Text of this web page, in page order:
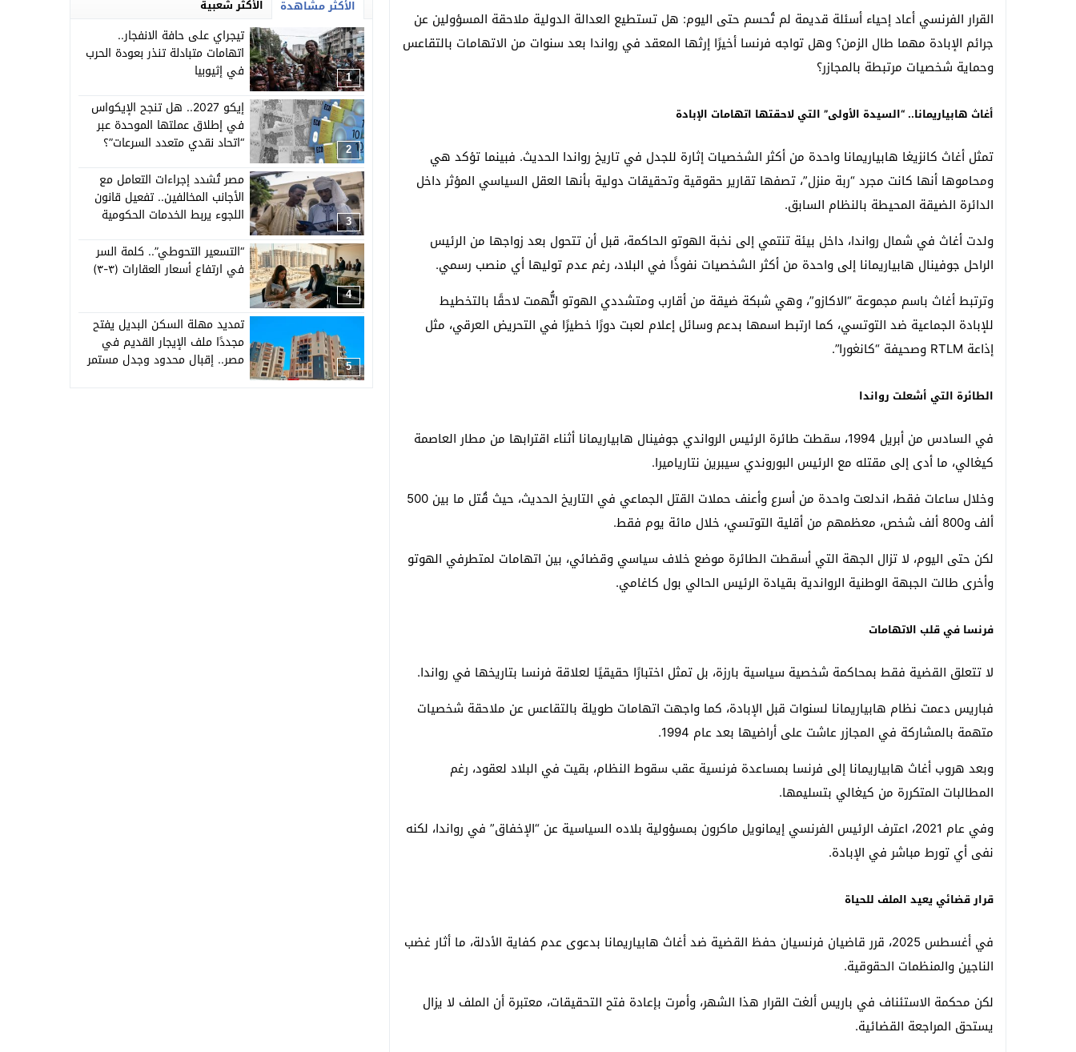
القرار الفرنسي أعاد إحياء أسئلة قديمة لم تُحسم حتى اليوم: هل تستطيع العدالة الدولية ملاحقة المسؤولين عن
جرائم الإبادة مهما طال الزمن؟ وهل تواجه فرنسا أخيرًا إرثها المعقد في رواندا بعد سنوات من الاتهامات بالتقاعس
وحماية شخصيات مرتبطة بالمجازر؟
أغاث هابياريمانا.. “السيدة الأولى” التي لاحقتها اتهامات الإبادة
تمثل أغاث كانزيغا هابياريمانا واحدة من أكثر الشخصيات إثارة للجدل في تاريخ رواندا الحديث. فبينما تؤكد هي
ومحاموها أنها كانت مجرد “ربة منزل”، تصفها تقارير حقوقية وتحقيقات دولية بأنها العقل السياسي المؤثر داخل
الدائرة الضيقة المحيطة بالنظام السابق.
ولدت أغاث في شمال رواندا، داخل بيئة تنتمي إلى نخبة الهوتو الحاكمة، قبل أن تتحول بعد زواجها من الرئيس
الراحل جوفينال هابياريمانا إلى واحدة من أكثر الشخصيات نفوذًا في البلاد، رغم عدم توليها أي منصب رسمي.
وترتبط أغاث باسم مجموعة “الاكازو”، وهي شبكة ضيقة من أقارب ومتشددي الهوتو اتُّهمت لاحقًا بالتخطيط
للإبادة الجماعية ضد التوتسي، كما ارتبط اسمها بدعم وسائل إعلام لعبت دورًا خطيرًا في التحريض العرقي، مثل
إذاعة RTLM وصحيفة “كانغورا”.
الطائرة التي أشعلت رواندا
في السادس من أبريل 1994، سقطت طائرة الرئيس الرواندي جوفينال هابياريمانا أثناء اقترابها من مطار العاصمة
كيغالي، ما أدى إلى مقتله مع الرئيس البوروندي سيبرين نتارياميرا.
وخلال ساعات فقط، اندلعت واحدة من أسرع وأعنف حملات القتل الجماعي في التاريخ الحديث، حيث قُتل ما بين 500
ألف و800 ألف شخص، معظمهم من أقلية التوتسي، خلال مائة يوم فقط.
لكن حتى اليوم، لا تزال الجهة التي أسقطت الطائرة موضع خلاف سياسي وقضائي، بين اتهامات لمتطرفي الهوتو
وأخرى طالت الجبهة الوطنية الرواندية بقيادة الرئيس الحالي بول كاغامي.
فرنسا في قلب الاتهامات
لا تتعلق القضية فقط بمحاكمة شخصية سياسية بارزة، بل تمثل اختبارًا حقيقيًا لعلاقة فرنسا بتاريخها في رواندا.
فباريس دعمت نظام هابياريمانا لسنوات قبل الإبادة، كما واجهت اتهامات طويلة بالتقاعس عن ملاحقة شخصيات
متهمة بالمشاركة في المجازر عاشت على أراضيها بعد عام 1994.
وبعد هروب أغاث هابياريمانا إلى فرنسا بمساعدة فرنسية عقب سقوط النظام، بقيت في البلاد لعقود، رغم
المطالبات المتكررة من كيغالي بتسليمها.
وفي عام 2021، اعترف الرئيس الفرنسي
إيمانويل ماكرون بمسؤولية بلاده السياسية عن “الإخفاق” في رواندا، لكنه
نفى أي تورط مباشر في الإبادة.
قرار قضائي يعيد الملف للحياة
في أغسطس 2025، قرر قاضيان فرنسيان حفظ القضية ضد أغاث هابياريمانا بدعوى عدم كفاية الأدلة، ما أثار غضب
الناجين والمنظمات الحقوقية.
لكن محكمة الاستئناف في باريس ألغت القرار هذا الشهر، وأمرت بإعادة فتح التحقيقات، معتبرة أن الملف لا يزال
يستحق المراجعة القضائية.
الأكثر مشاهدة الأكثر شعبية
1
تيجراي على حافة الانفجار..
اتهامات متبادلة تنذر بعودة الحرب
في إثيوبيا
2
إيكو 2027.. هل تنجح الإيكواس
في إطلاق عملتها الموحدة عبر
“اتحاد نقدي متعدد السرعات”؟
3
مصر تُشدد إجراءات التعامل مع
الأجانب المخالفين.. تفعيل قانون
اللجوء يربط الخدمات الحكومية
4
“التسعير التحوطي”.. كلمة السر
في ارتفاع أسعار العقارات (٣-٣)
5
تمديد مهلة السكن البديل يفتح
مجددًا ملف الإيجار القديم في
مصر.. إقبال محدود وجدل مستمر